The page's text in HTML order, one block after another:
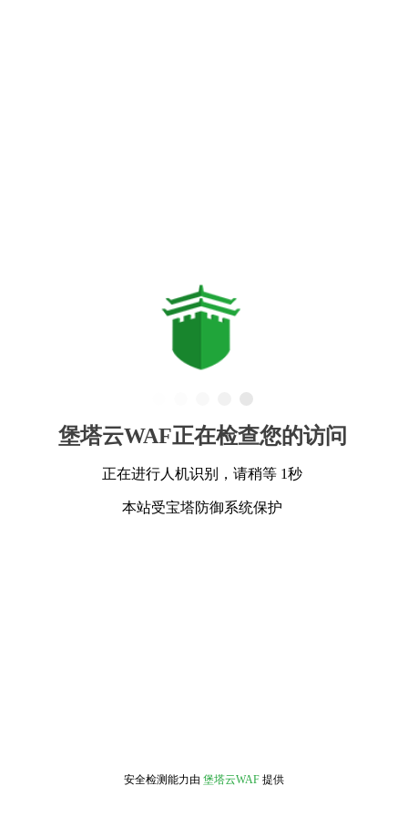
堡塔云WAF正在检查您的访问
正在进行人机识别，请稍等 1秒
本站受宝塔防御系统保护
安全检测能力由 堡塔云WAF 提供